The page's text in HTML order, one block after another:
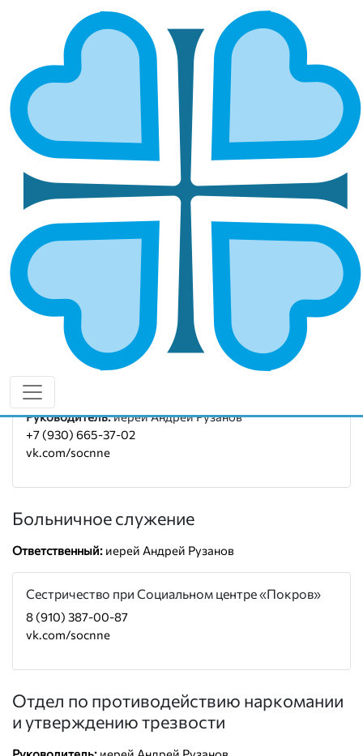
НИЖЕГОРОДСКАЯ И
АРЗАМАССКАЯ
НИЖЕГОРОДСКАЯ И АРЗАМАССКАЯ
Епархией управляет митрополит Нижегородский и
Арзамасский Георгий
ОСНОВНЫЕ НАПРАВЛЕНИЯ
РАБОТЫ
Социальное служение
Социальный отдел епархии
Руководитель:иерей Андрей Рузанов
+7 (930) 665-37-02
vk.com/socnne
Больничное служение
Ответственный: иерей Андрей Рузанов
Сестричество при Социальном центре «Покров»
8 (910) 387-00-87
vk.com/socnne
Отдел по противодействию наркомании
и утверждению трезвости